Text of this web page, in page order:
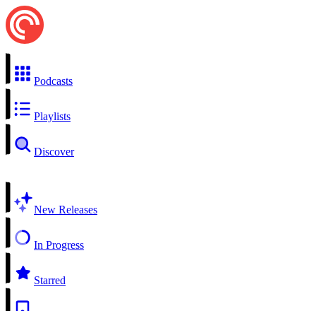
Podcasts
Playlists
Discover
New Releases
In Progress
Starred